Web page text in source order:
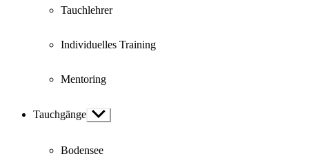
Tauchlehrer
Individuelles Training
Mentoring
Tauchgänge Show
sub
Bodensee